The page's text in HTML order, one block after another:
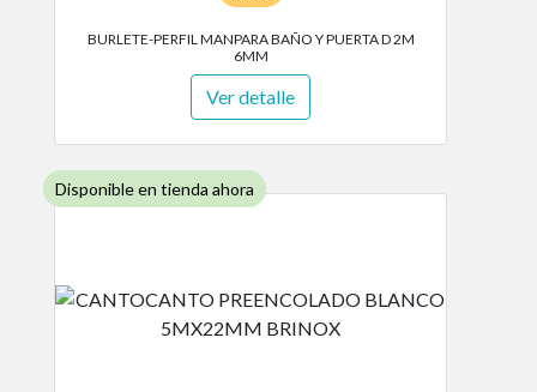
BURLETE-PERFIL MANPARA BAÑO Y PUERTA D 2M
6MM
Ver detalle
Disponible en tienda ahora